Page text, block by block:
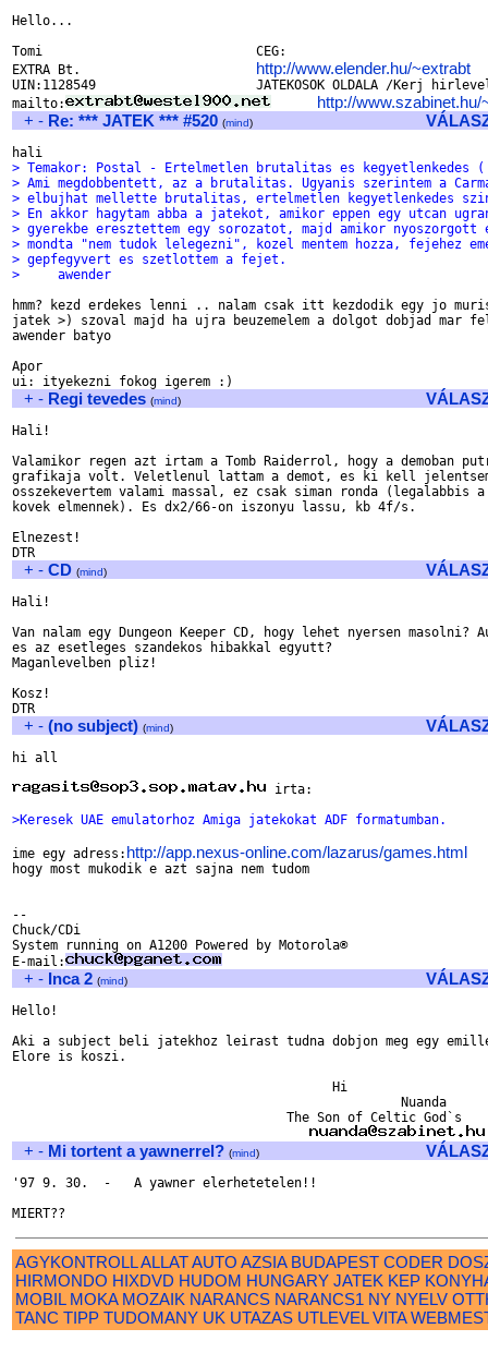
Hello...
Tomi				CEG:
http://www.elender.hu/~extrabt
UIN:1128549			JATEKOSOK OLDALA /Kerj hirlevelet!!!/:
mailto:
http://www.szabinet.hu/
+ - Re: *** JATEK *** #520 (mind)
> Temakor: Postal - Ertelmetlen brutalitas es kegyetlenkedes
> Ami megdobbentett, az a brutalitas. Ugyanis szerintem a
> elbujhat mellette brutalitas, ertelmetlen kegyetlenkedes
> En akkor hagytam abba a jatekot, amikor eppen egy utcan
> gyerekbe eresztettem egy sorozatot, majd amikor nyoszorgott
> mondta "nem tudok lelegezni", kozel mentem hozza, fejehez
> gepfegyvert es szetlottem a fejet.
>     awender
hmm? kezd erdekes lenni .. nalam csak itt kezdodik egy jo
jatek >) szoval majd ha ujra beuzemelem a dolgot dobjad mar fel
awender batyo
Apor
+ - Regi tevedes (mind)
Hali!
Valamikor regen azt irtam a Tomb Raiderrol, hogy a demoban
grafikaja volt. Veletlenul lattam a demot, es ki kell
osszekevertem valami massal, ez csak siman ronda (legalabbis
kovek elmennek). Es dx2/66-on iszonyu lassu, kb 4f/s.
Elnezest!
+ - CD (mind)
Hali!
Van nalam egy Dungeon Keeper CD, hogy lehet nyersen masolni?
es az esetleges szandekos hibakkal egyutt?
Maganlevelben pliz!
Kosz!
+ - (no subject) (mind)
hi all
irta:
>Keresek UAE emulatorhoz Amiga jatekokat ADF formatumban.
ime egy adress: http://app.nexus-online.com/lazarus/games.html
hogy most mukodik e azt sajna nem tudom
--
Chuck/CDi
System running on A1200 Powered by Motorola®
E-mail:
+ - Inca 2 (mind)
Hello!
Aki a subject beli jatekhoz leirast tudna dobjon meg egy
Elore is koszi.
                                          Hi
                                                   Nuanda
                                    The Son of Celtic God`s
+ - Mi tortent a yawnerrel? (mind)
'97 9. 30.  -   A yawner elerhetetelen!!
AGYKONTROLLALLATAUTO AZSIA BUDAPEST CODER
HIRMONDO HIXDVD HUDOM HUNGARY JATEK KEP
MOBIL MOKA MOZAIK NARANCS NARANCS1 NY NYELV
TANC TIPP TUDOMANY UK UTAZAS UTLEVEL VITA